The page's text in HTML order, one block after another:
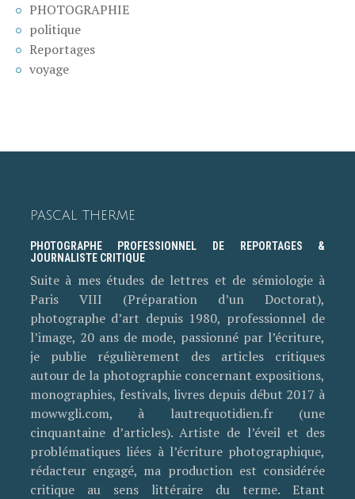
PHOTOGRAPHIE
politique
Reportages
voyage
PASCAL THERME
PHOTOGRAPHE PROFESSIONNEL DE REPORTAGES &
JOURNALISTE CRITIQUE
Suite à mes études de lettres et de sémiologie à
Paris VIII (Préparation d’un Doctorat),
photographe d’art depuis 1980, professionnel de
l’image, 20 ans de mode, passionné par l’écriture,
je publie régulièrement des articles critiques
autour de la photographie concernant expositions,
monographies, festivals, livres depuis début 2017 à
mowwgli.com, à lautrequotidien.fr (une
cinquantaine d’articles). Artiste de l’éveil et des
problématiques liées à l’écriture photographique,
rédacteur engagé, ma production est considérée
critique au sens littéraire du terme. Etant